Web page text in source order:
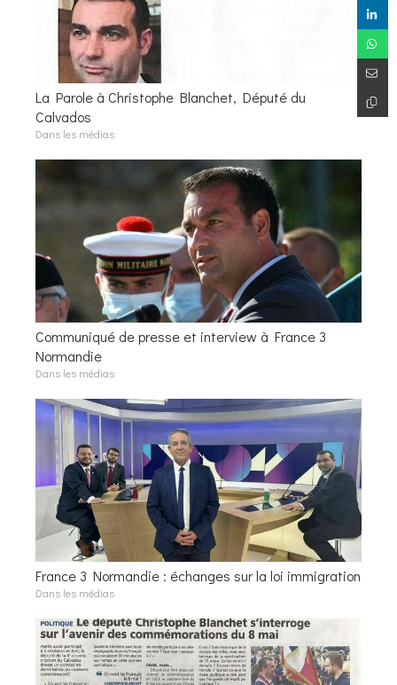
La Parole à Christophe Blanchet, Député du
Calvados
Dans les médias
Communiqué de presse et interview à France 3
Normandie
Dans les médias
France 3 Normandie : échanges sur la loi immigration
Dans les médias